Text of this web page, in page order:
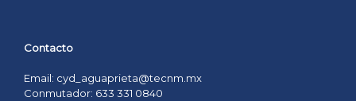
Contacto
Email: cyd_aguaprieta@tecnm.mx
Conmutador: 633 331 0840